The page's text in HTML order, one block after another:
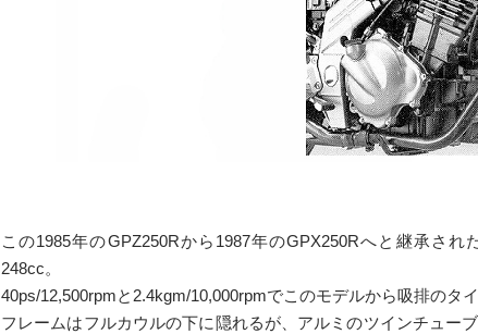
この1985年のGPZ250Rから1987年のGPX250Rへと継承さ
248cc。
40ps/12,500rpmと2.4kgm/10,000rpmでこのモデルから吸排のタ
フレームはフルカウルの下に隠れるが、アルミのツインチュー